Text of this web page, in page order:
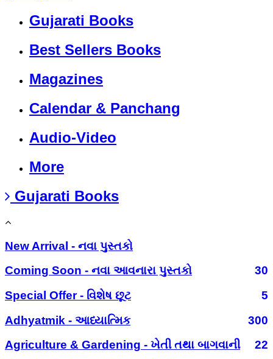
Gujarati Books
Best Sellers Books
Magazines
Calendar & Panchang
Audio-Video
More
Gujarati Books
New Arrival - નવા પુસ્તકો
Coming Soon - નવા આવનારા પુસ્તકો
30
Special Offer - વિશેષ છૂટ
5
Adhyatmik - આધ્યાત્મિક
300
Agriculture & Gardening - ખેતી તથા બાગવાની
22